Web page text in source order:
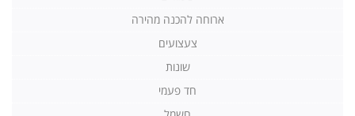
ארוחה להכנה מהירה
צעצועים
שונות
חד פעמי